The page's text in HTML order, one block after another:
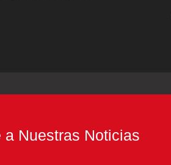
a Nuestras Noticias